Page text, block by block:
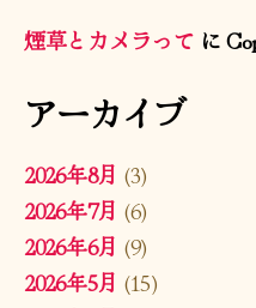
煙草とカメラってに
アーカイブ
2026年8月 (3)
2026年7月 (6)
2026年6月 (9)
2026年5月 (15)